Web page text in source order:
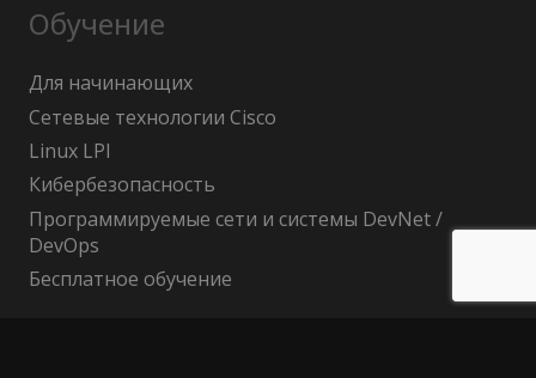
Обучение
Для начинающих
Сетевые технологии Cisco
Linux LPI
Кибербезопасность
Программируемые сети и системы DevNet /
DevOps
Бесплатное обучение